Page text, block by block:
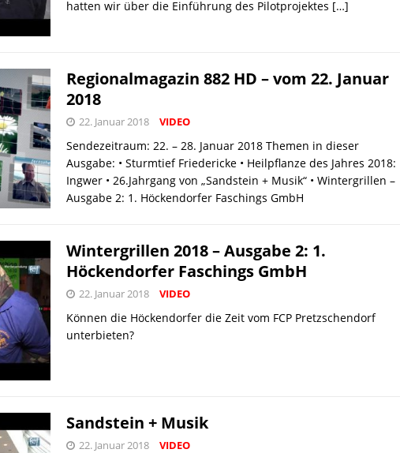
hatten wir über die Einführung des Pilotprojektes […]
Regionalmagazin 882 HD – vom 22. Januar
2018
22. Januar 2018 VIDEO
Sendezeitraum: 22. – 28. Januar 2018 Themen in dieser
Ausgabe: • Sturmtief Friedericke • Heilpflanze des Jahres 2018:
Ingwer • 26.Jahrgang von „Sandstein + Musik“ • Wintergrillen –
Ausgabe 2: 1. Höckendorfer Faschings GmbH
Wintergrillen 2018 – Ausgabe 2: 1.
Höckendorfer Faschings GmbH
22. Januar 2018 VIDEO
Können die Höckendorfer die Zeit vom FCP Pretzschendorf
unterbieten?
Sandstein + Musik
22. Januar 2018 VIDEO